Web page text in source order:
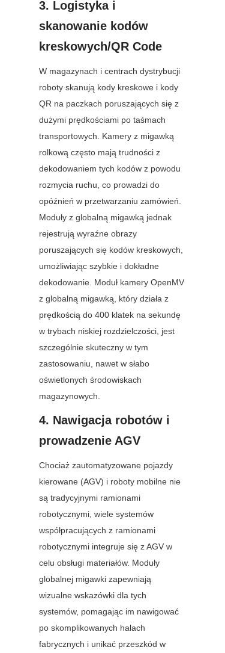
3. Logistyka i
skanowanie kodów
kreskowych/QR Code
W magazynach i centrach dystrybucji
roboty skanują kody kreskowe i kody
QR na paczkach poruszających się z
dużymi prędkościami po taśmach
transportowych. Kamery z migawką
rolkową często mają trudności z
dekodowaniem tych kodów z powodu
rozmycia ruchu, co prowadzi do
opóźnień w przetwarzaniu zamówień.
Moduły z globalną migawką jednak
rejestrują wyraźne obrazy
poruszających się kodów kreskowych,
umożliwiając szybkie i dokładne
dekodowanie. Moduł kamery OpenMV
z globalną migawką, który działa z
prędkością do 400 klatek na sekundę
w trybach niskiej rozdzielczości, jest
szczególnie skuteczny w tym
zastosowaniu, nawet w słabo
oświetlonych środowiskach
magazynowych.
4. Nawigacja robotów i
prowadzenie AGV
Chociaż zautomatyzowane pojazdy
kierowane (AGV) i roboty mobilne nie
są tradycyjnymi ramionami
robotycznymi, wiele systemów
współpracujących z ramionami
robotycznymi integruje się z AGV w
celu obsługi materiałów. Moduły
globalnej migawki zapewniają
wizualne wskazówki dla tych
systemów, pomagając im nawigować
po skomplikowanych halach
fabrycznych i unikać przeszkód w